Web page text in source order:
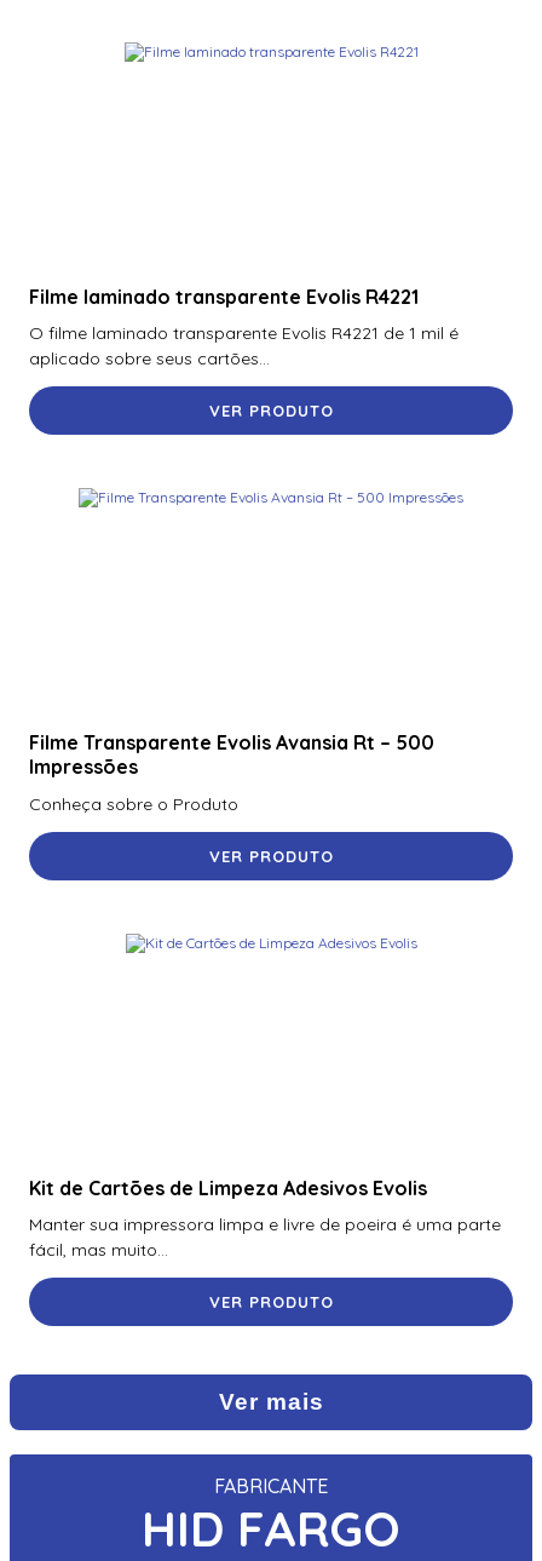
Filme laminado transparente Evolis R4221
O filme laminado transparente Evolis R4221 de 1 mil é
aplicado sobre seus cartões...
VER PRODUTO
Filme Transparente Evolis Avansia Rt – 500
Impressões
Conheça sobre o Produto
VER PRODUTO
Kit de Cartões de Limpeza Adesivos Evolis
Manter sua impressora limpa e livre de poeira é uma parte
fácil, mas muito...
VER PRODUTO
Ver mais
FABRICANTE
HID FARGO